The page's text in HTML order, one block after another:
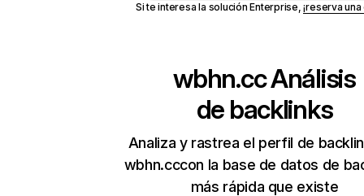
Si te interesa la solución Enterprise,¡reserva
wbhn.ccAnálisis
de backlinks
Analiza y rastrea el perfil de
wbhn.cccon la base de datos de
más rápida que existe